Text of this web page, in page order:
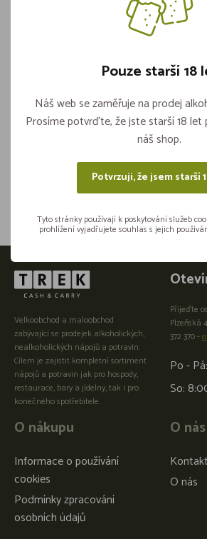
Vložit do
Sdílejte na sítích
Velkoobchod a maloobchod
zabývající se prodejek alkoholických,
nealkoholických nápojů a potravin.
Cílem je zajistit kompletní sortiment
nápojů a potravin jak pro hospody,
restaurace, bary a jídelny, tak i pro
konečného spotřebitele.
O nákupu
Informace o používání
cookies
Podmínky zpracování
osobních údajů
O nás
O nás
Přijeďte
Plzeňská
372 370 -
Po -
So:
Pouze starší 18
Náš web se zaměřuje na prodej
Prosíme potvrďte, že jste starší 18 let
náš shop.
Potvrzuji, že jsem starší
Tyto stránky používají k poskytování služeb
prohlížení vyjadřujete souhlas s jejich